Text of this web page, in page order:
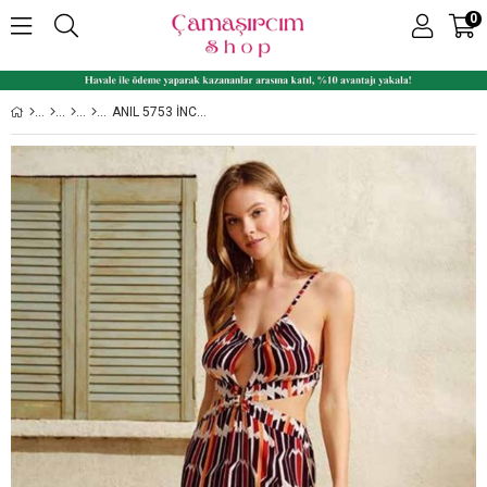
0
ANIL 5753 İNCE ASKILI SIRT DEKOLTELI YIRTMAÇLI BAYAN UZUN VISKON ELBISE